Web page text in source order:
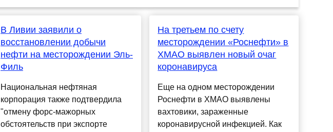
В Ливии заявили о
восстановлении добычи
нефти на месторождении Эль-
Филь
Национальная нефтяная
корпорация также подтвердила
"отмену форс-мажорных
обстоятельств при экспорте
На третьем по счету
месторождении «Роснефти» в
ХМАО выявлен новый очаг
коронавируса
Еще на одном месторождении
Роснефти в ХМАО выявлены
вахтовики, зараженные
коронавирусной инфекцией. Как